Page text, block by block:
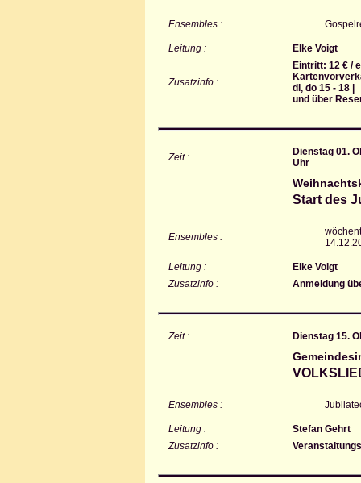
Ensembles :
Leitung : Elke Voigt
Zusatzinfo :
Eintritt: 12 € /
di, do 15 - 18 |
und über
Zeit :
Dienstag 01.
Uhr
Start des
Ensembles :
Leitung :
Elke Voigt
Zusatzinfo :
Anmeldung
Zeit : Dienstag 15.
Ensembles :
Leitung :
Stefan Gehrt
Zusatzinfo :